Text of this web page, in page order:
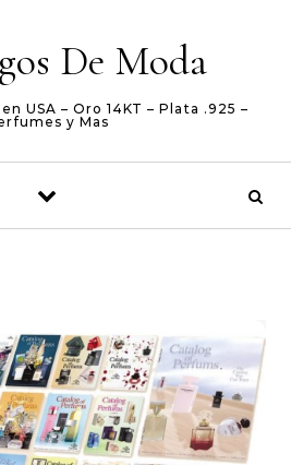
De Moda
USA – Oro 14KT – Plata .925 –
y Mas